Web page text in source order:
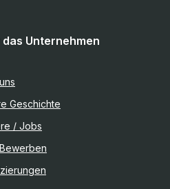
das Unternehmen
Geschichte
/ Jobs